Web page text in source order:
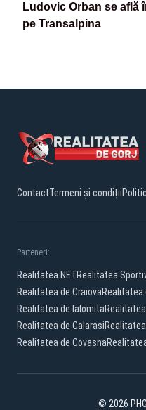
Ludovic Orban se află
pe Transalpina
ContactTermeni și condiții
Parteneri:
Realitatea.NETRealitatea
Realitatea de CraiovaRealitatea
Realitatea de Ialomita
Realitatea de Calarasi
Realitatea de Covasna
© 2026